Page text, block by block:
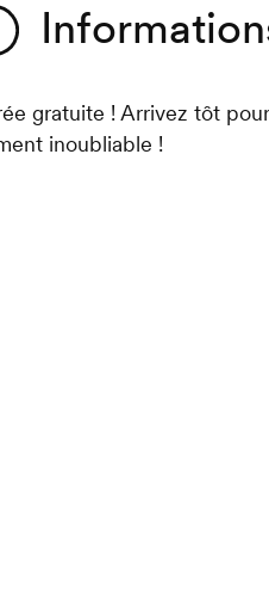
gratuite ! Arrivez tôt
inoubliable !